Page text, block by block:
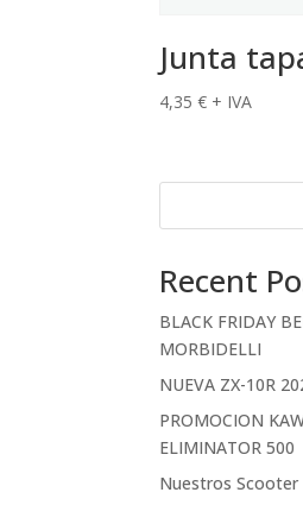
Junta
4,35€ + IVA
Recent
BLACK FRIDAY
MORBIDELLI
NUEVA ZX-10R
PROMOCION
ELIMINATOR 500
Nuestros Scooter